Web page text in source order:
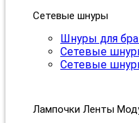
Сетевые шнуры
Шнуры для
Сетевые
Сетевые
Лампочки Ленты